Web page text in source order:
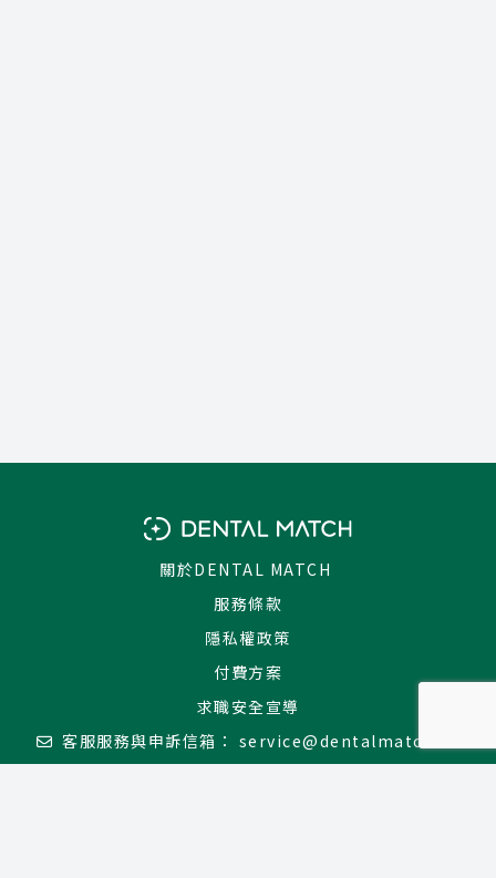
關於DENTAL MATCH
服務條款
隱私權政策
付費方案
求職安全宣導
客服服務與申訴信箱： service@dentalmatch.tw